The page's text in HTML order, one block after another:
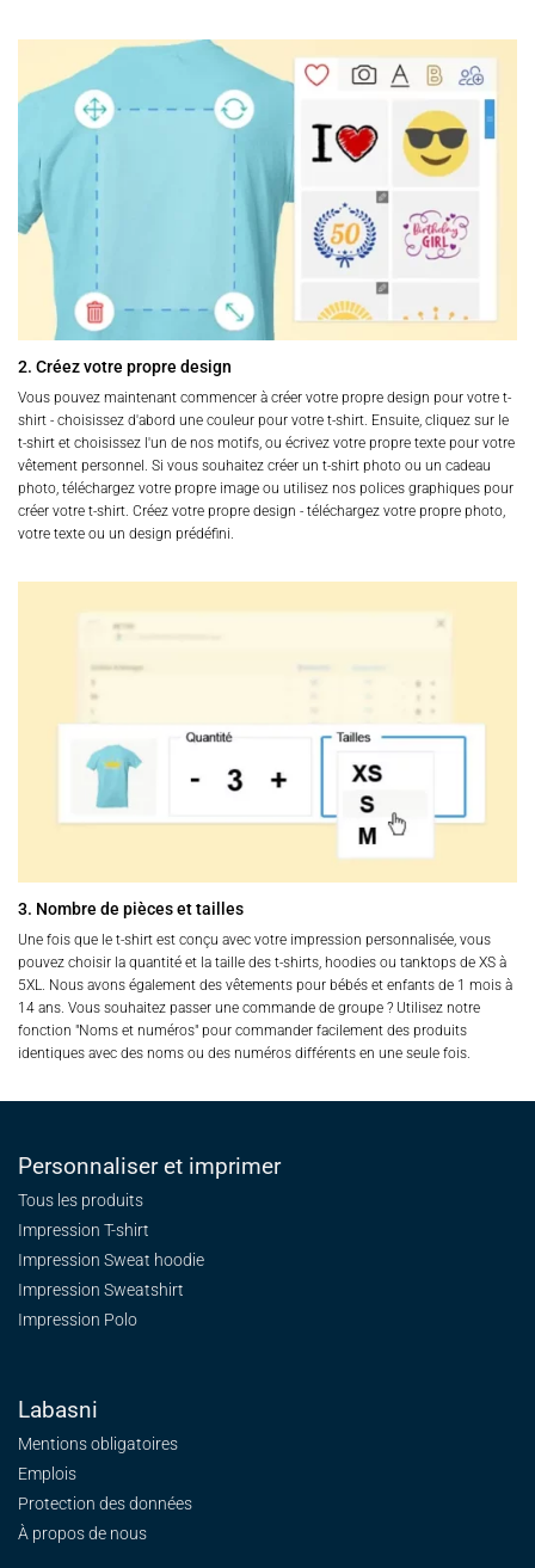
2. Créez votre propre design
Vous pouvez maintenant commencer à créer votre propre design pour votre t-
shirt - choisissez d'abord une couleur pour votre t-shirt. Ensuite, cliquez sur le
t-shirt et choisissez l'un de nos motifs, ou écrivez votre propre texte pour votre
vêtement personnel. Si vous souhaitez créer un t-shirt photo ou un cadeau
photo, téléchargez votre propre image ou utilisez nos polices graphiques pour
créer votre t-shirt. Créez votre propre design - téléchargez votre propre photo,
votre texte ou un design prédéfini.
3. Nombre de pièces et tailles
Une fois que le t-shirt est conçu avec votre impression personnalisée, vous
pouvez choisir la quantité et la taille des t-shirts, hoodies ou tanktops de XS à
5XL. Nous avons également des vêtements pour bébés et enfants de 1 mois à
14 ans. Vous souhaitez passer une commande de groupe ? Utilisez notre
fonction "Noms et numéros" pour commander facilement des produits
identiques avec des noms ou des numéros différents en une seule fois.
Personnaliser et imprimer
Tous les produits
Impression T-shirt
Impression Sweat hoodie
Impression Sweatshirt
Impression Polo
Labasni
Mentions obligatoires
Emplois
Protection des données
À propos de nous